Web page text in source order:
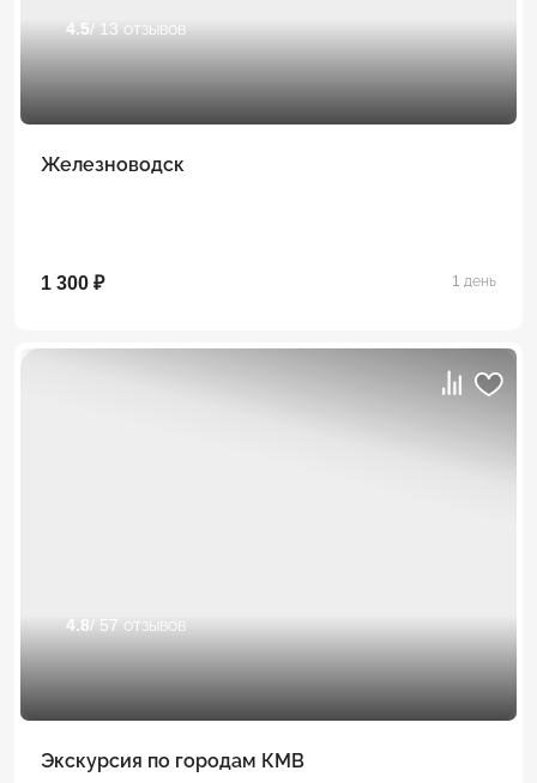
4.5/ 13 отзывов
Железноводск
1 300 ₽ 1 день
4.8/ 57 отзывов
Экскурсия по городам КМВ